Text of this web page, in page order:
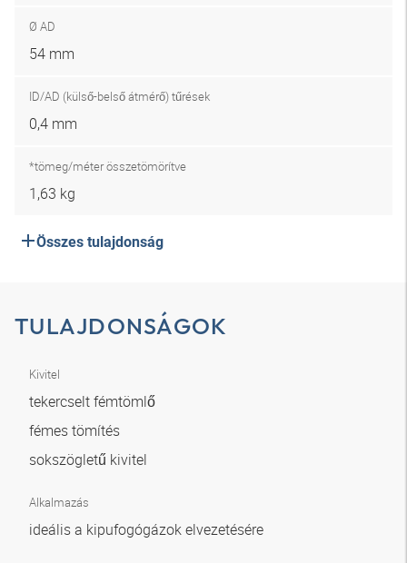
Ø AD
54 mm
ID/AD (külső-belső átmérő) tűrések
0,4 mm
*tömeg/méter összetömörítve
1,63 kg
Összes tulajdonság
TULAJDONSÁGOK
Kivitel
tekercselt fémtömlő
fémes tömítés
sokszögletű kivitel
Alkalmazás
ideális a kipufogógázok elvezetésére